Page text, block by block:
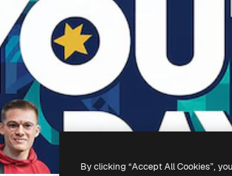
By clicking “Accept All Cookies”,